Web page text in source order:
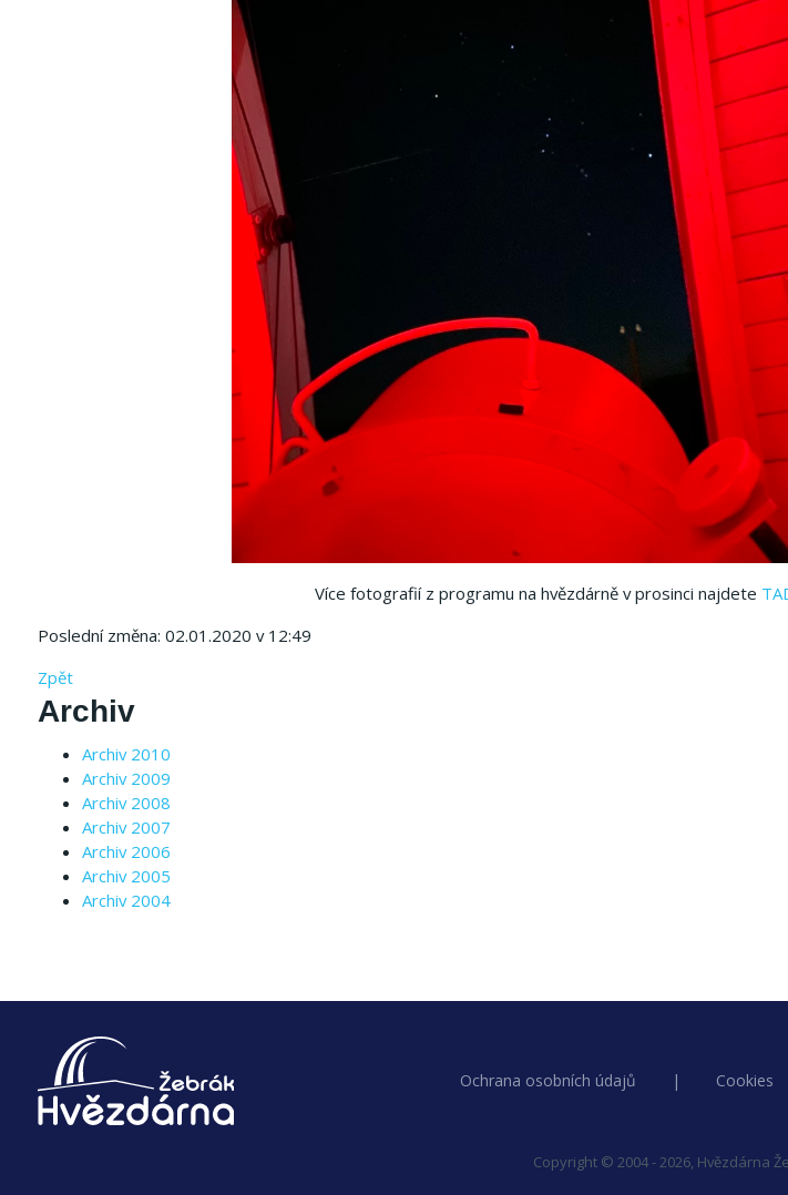
Více fotografií z programu na hvězdárně v prosinci najdete
Poslední změna: 02.01.2020 v 12:49
Zpět
Archiv
Archiv 2010
Archiv 2009
Archiv 2008
Archiv 2007
Archiv 2006
Archiv 2005
Archiv 2004
Ochrana osobních údajů | Cookies
Copyright © 2004 - 2026, Hvězdárna